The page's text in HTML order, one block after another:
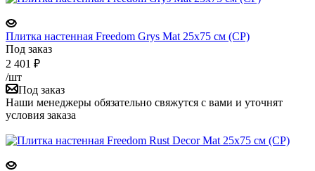
Плитка настенная Freedom Grys Mat 25x75 см (CP)
Под заказ
2 401 ₽
/шт
Под заказ
Наши менеджеры обязательно свяжутся с вами и уточнят
условия заказа